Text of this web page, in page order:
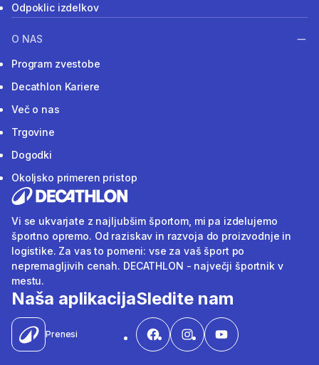
Odpoklic izdelkov
O NAS
Program zvestobe
Decathlon Kariere
Več o nas
Trgovine
Dogodki
Okoljsko primeren pristop
Vi se ukvarjate z najljubšim športom, mi pa izdelujemo
športno opremo. Od raziskav in razvoja do proizvodnje in
logistike. Za vas to pomeni: vse za vaš šport po
nepremagljivih cenah. DECATHLON - največji športnik v
mestu.
Naša aplikacija
Prenesi
Sledite nam